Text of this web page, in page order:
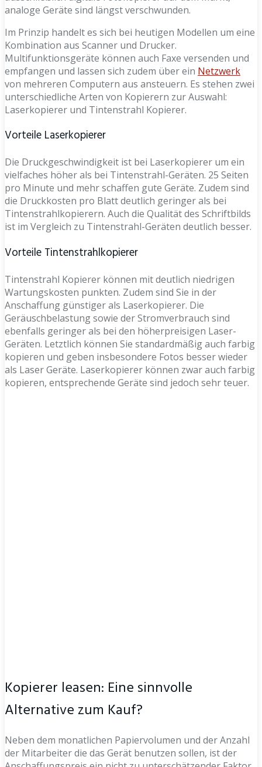
analoge Geräte sind längst verschwunden.
Im Prinzip handelt es sich bei heutigen Modellen um eine
Kombination aus Scanner und Drucker.
Multifunktionsgeräte können auch Faxe versenden und
empfangen und lassen sich zudem über ein Netzwerk
von mehreren Computern aus ansteuern. Es stehen zwei
unterschiedliche Arten von Kopierern zur Auswahl:
Laserkopierer und Tintenstrahl Kopierer.
Vorteile Laserkopierer
Die Druckgeschwindigkeit ist bei Laserkopierer um ein
vielfaches höher als bei Tintenstrahl-Geräten. 25 Seiten
pro Minute und mehr schaffen gute Geräte. Zudem sind
die Druckkosten pro Blatt deutlich geringer als bei
Tintenstrahlkopierern. Auch die Qualität des Schriftbilds
ist im Vergleich zu Tintenstrahl-Geräten deutlich besser.
Vorteile Tintenstrahlkopierer
Tintenstrahl Kopierer können mit deutlich niedrigen
Wartungskosten punkten. Zudem sind Sie in der
Anschaffung günstiger als Laserkopierer. Die
Geräuschbelastung sowie der Stromverbrauch sind
ebenfalls geringer als bei den höherpreisigen Laser-
Geräten. Letztlich können Sie standardmäßig auch farbig
kopieren und geben insbesondere Fotos besser wieder
als Laser Geräte. Laserkopierer können zwar auch farbig
kopieren, entsprechende Geräte sind jedoch sehr teuer.
Kopierer leasen: Eine sinnvolle
Alternative zum Kauf?
Neben dem monatlichen Papiervolumen und der Anzahl
der Mitarbeiter die das Gerät benutzen sollen, ist der